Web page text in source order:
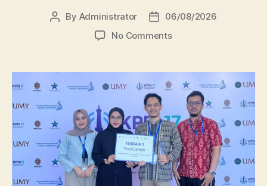
Post
By Administrator
Post
date
06/08/2026
No Commentson
Raih
Juara
Lomba
Poster
Ilmiah
Nasional
di
KPDI